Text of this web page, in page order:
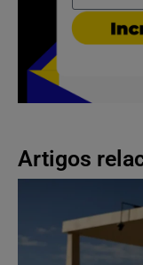
Artigos